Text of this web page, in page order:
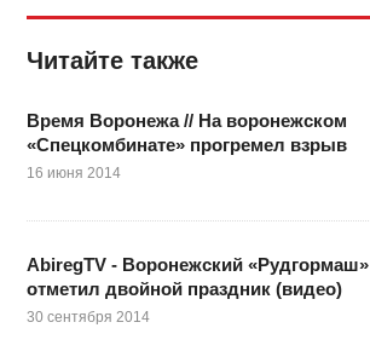
Читайте также
Время Воронежа // На воронежском
«Спецкомбинате» прогремел взрыв
16 июня 2014
AbiregTV - Воронежский «Рудгормаш»
отметил двойной праздник (видео)
30 сентября 2014